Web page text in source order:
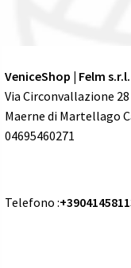
VeniceShop | Felm s.r.l.
Via Circonvallazione
Maerne di Martellago
04695460271
Telefono :